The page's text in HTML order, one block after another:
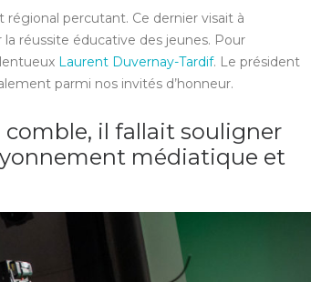
régional percutant. Ce dernier visait à
la réussite éducative des jeunes. Pour
Laurent Duvernay-Tardif. Le président
parmi nos invités d’honneur.
comble, il fallait souligner
médiatique et